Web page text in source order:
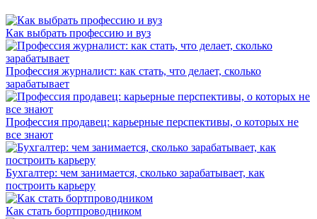
Как выбрать профессию и вуз
Профессия журналист: как стать, что делает, сколько
зарабатывает
Профессия продавец: карьерные перспективы, о которых не
все знают
Бухгалтер: чем занимается, сколько зарабатывает, как
построить карьеру
Как стать бортпроводником